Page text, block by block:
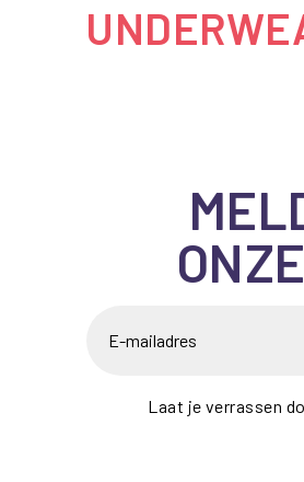
Laat je verrassen